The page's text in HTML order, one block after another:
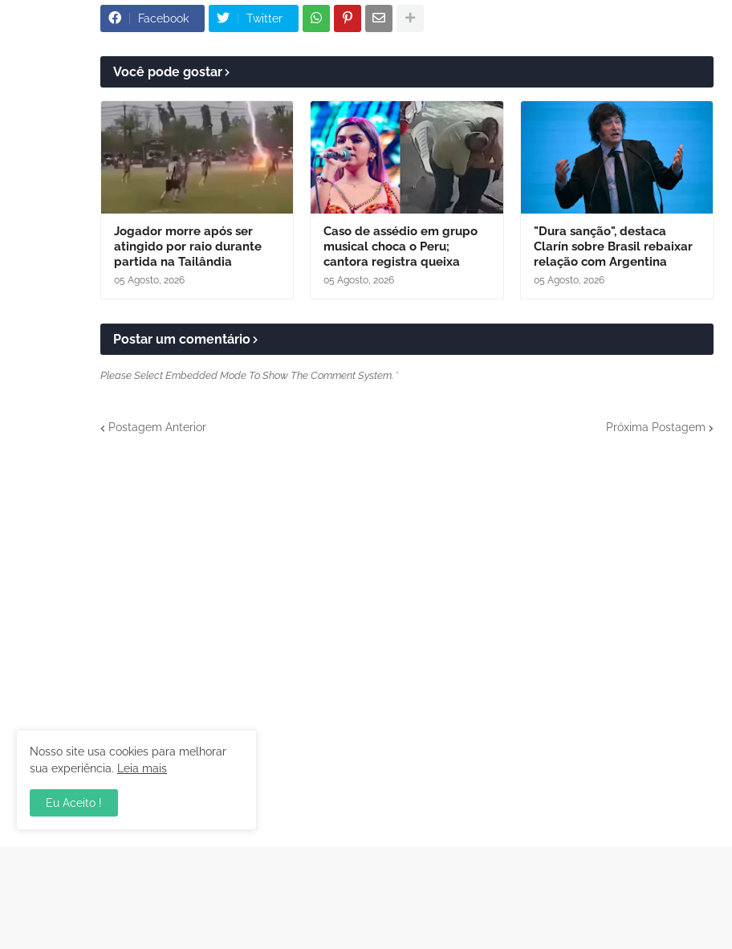
Facebook Twitter
Você pode gostar
Jogador morre após ser
atingido por raio durante
partida na Tailândia
05 Agosto, 2026
Caso de assédio em grupo
musical choca o Peru;
cantora registra queixa
05 Agosto, 2026
"Dura sanção", destaca
Clarín sobre Brasil rebaixar
relação com Argentina
05 Agosto, 2026
Postar um comentário
Please Select Embedded Mode To Show The Comment System. *
Postagem Anterior Próxima Postagem
Nosso site usa cookies para melhorar
sua experiência.
Leia mais
Eu Aceito !